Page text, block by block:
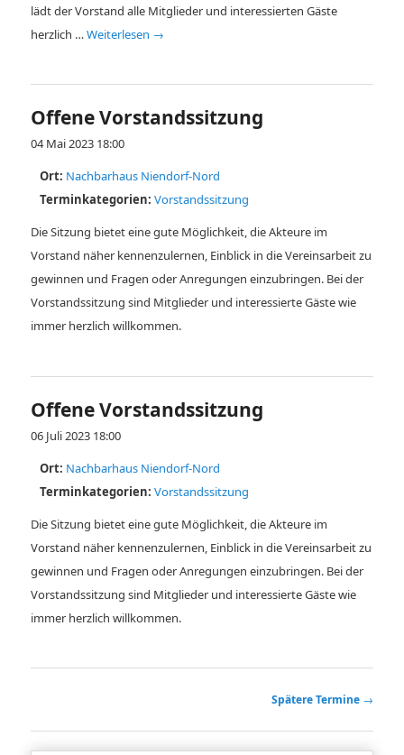
lädt der Vorstand alle Mitglieder und interessierten Gäste
herzlich …Weiterlesen →
Offene Vorstandssitzung
04 Mai 2023 18:00
Ort: Nachbarhaus Niendorf-Nord
Terminkategorien: Vorstandssitzung
Die Sitzung bietet eine gute Möglichkeit, die Akteure im
Vorstand näher kennenzulernen, Einblick in die Vereinsarbeit zu
gewinnen und Fragen oder Anregungen einzubringen. Bei der
Vorstandssitzung sind Mitglieder und interessierte Gäste wie
immer herzlich willkommen.
Offene Vorstandssitzung
06 Juli 2023 18:00
Ort: Nachbarhaus Niendorf-Nord
Terminkategorien: Vorstandssitzung
Die Sitzung bietet eine gute Möglichkeit, die Akteure im
Vorstand näher kennenzulernen, Einblick in die Vereinsarbeit zu
gewinnen und Fragen oder Anregungen einzubringen. Bei der
Vorstandssitzung sind Mitglieder und interessierte Gäste wie
immer herzlich willkommen.
Spätere Termine →